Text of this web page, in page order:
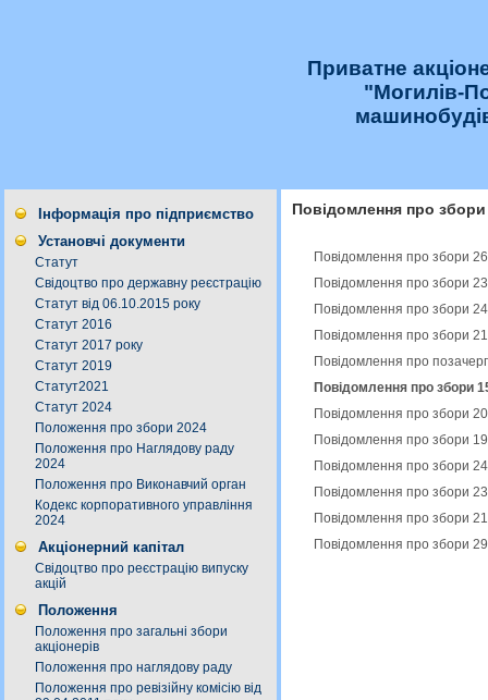
Приватне
"Могилів-
Інформація про підприємство
Установчі документи
Статут
Свідоцтво про державну реєстрацію
Статут від 06.10.2015 року
Статут 2016
Статут 2017 року
Статут 2019
Статут2021
Статут 2024
Положення про збори 2024
Положення про Наглядову раду
2024
Положення про Виконавчий орган
Кодекс корпоративного управління
2024
Акціонерний капітал
Свідоцтво про реєстрацію випуску
акцій
Положення
Положення про загальні збори
акціонерів
Положення про наглядову раду
Положення про ревізійну комісію від
Повідомлення про збори
Повідомлення про збори
Повідомлення про збори
Повідомлення про збори
Повідомлення про збори
Повідомлення про
Повідомлення про збори
Повідомлення про збори
Повідомлення про збори
Повідомлення про збори
Повідомлення про збори
Повідомлення про збори
Повідомлення про збори